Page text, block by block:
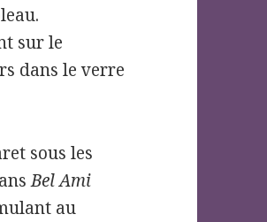
sur le
dans le verre
sous les
Bel Ami
au